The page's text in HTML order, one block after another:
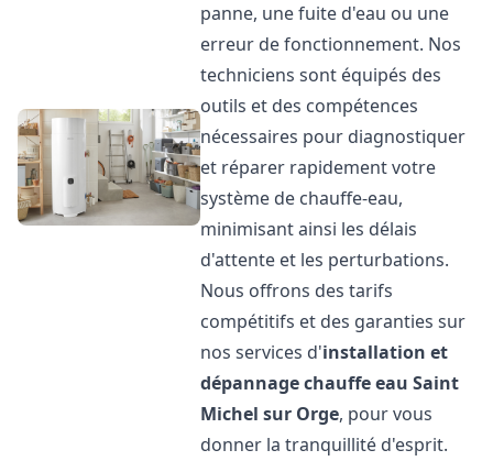
panne, une fuite d'eau ou une
erreur de fonctionnement. Nos
techniciens sont équipés des
outils et des compétences
nécessaires pour diagnostiquer
et réparer rapidement votre
système de chauffe-eau,
minimisant ainsi les délais
d'attente et les perturbations.
Nous offrons des tarifs
compétitifs et des garanties sur
nos services d'installation et
dépannage chauffe eau Saint
Michel sur Orge, pour vous
donner la tranquillité d'esprit.